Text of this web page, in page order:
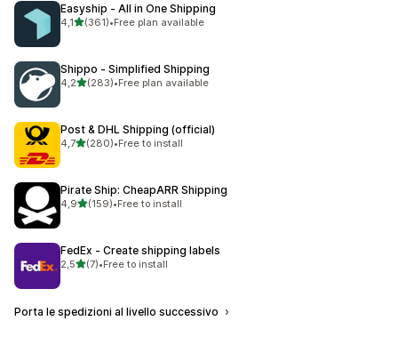
Easyship ‑ All in One Shipping
4,1stelle su 5
(361)
361 recensioni totali
•Free plan available
Shippo ‑ Simplified Shipping
4,2stelle su 5
(283)
283 recensioni totali
•Free plan available
Post & DHL Shipping (official)
4,7stelle su 5
(280)
280 recensioni totali
•Free to install
Pirate Ship: CheapARR Shipping
4,9stelle su 5
(159)
159 recensioni totali
•Free to install
FedEx ‑ Create shipping labels
2,5stelle su 5
(7)
7 recensioni totali
•Free to install
Porta le spedizioni al livello successivo